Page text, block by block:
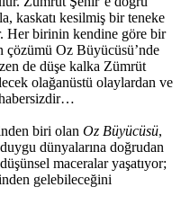
kaskatı kesilmiş bir teneke
Her birinin kendine göre bir
çözümü Oz Büyücüsü’nde
de düşe kalka Zümrüt
olağanüstü olaylardan ve
habersizdir…
biri olan Oz Büyücüsü,
dünyalarına doğrudan
maceralar yaşatıyor;
gelebileceğini